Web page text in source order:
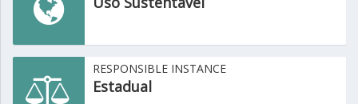
RESPONSIBLE INSTANCE
Estadual